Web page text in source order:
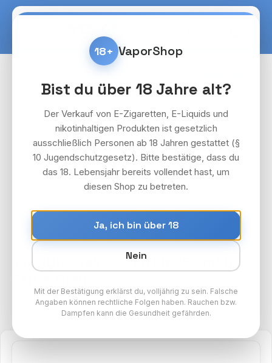
Zum Hauptinhalt springen
Bildergalerie überspringen
10x HQD Cirak 2 - Pod Kit 650 mAh -
HQD Cirak2 Akkuträger Paket
18+ VaporShop
Bist du über 18 Jahre alt?
Der Verkauf von E-Zigaretten, E-Liquids und
nikotinhaltigen Produkten ist gesetzlich
ausschließlich Personen ab 18 Jahren gestattet (§
10 Jugendschutzgesetz). Bitte bestätige, dass du
das 18. Lebensjahr bereits vollendet hast, um
diesen Shop zu betreten.
Ja, ich bin über 18
Nein
Mit der Bestätigung erklärst du, volljährig zu sein. Falsche
Angaben können rechtliche Folgen haben. Rauchen bzw.
Dampfen kann die Gesundheit gefährden.